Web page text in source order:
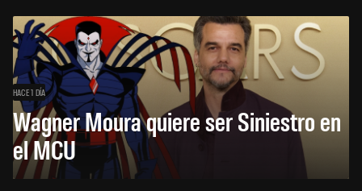
HACE 1 DÍA
Wagner Moura quiere ser Siniestro en
el MCU